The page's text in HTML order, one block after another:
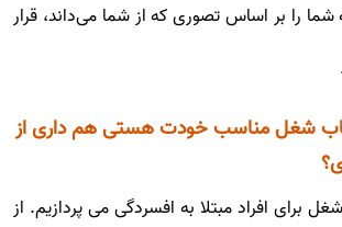
را بر اساس تصوری که از شما می‌داند، قرار
شغل مناسب خودت هستی هم داری از
در این مقاله به 20 شغل برای افراد مبتلا به افسردگی می پردازیم. از